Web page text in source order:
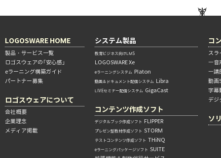
LOGOSWARE HOME
製品・サービス一覧
ロゴスウェアの「安心感」
eラーニング構築ガイド
パートナー募集
ロゴスウェアについて
会社概要
企業理念
メディア掲載
システム製品
教育ビジネス向けLMS
LOGOSWARE Xe
eラーニングシステム Platon
動画＆ドキュメント配信システム Libra
LIVEセミナー配信システム GigaCast
コンテンツ作成ソフト
デジタルブック作成ソフト FLIPPER
プレゼン型教材作成ソフト STORM
テストコンテンツ作成ソフト THiNQ
eラーニングパッケージソフト SUITE
コ
ス
―音
―講
動画
字幕
デジ
ソ